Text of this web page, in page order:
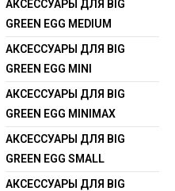
АКСЕССУАРЫ ДЛЯ BIG
GREEN EGG MEDIUM
АКСЕССУАРЫ ДЛЯ BIG
GREEN EGG MINI
АКСЕССУАРЫ ДЛЯ BIG
GREEN EGG MINIMAX
АКСЕССУАРЫ ДЛЯ BIG
GREEN EGG SMALL
АКСЕССУАРЫ ДЛЯ BIG